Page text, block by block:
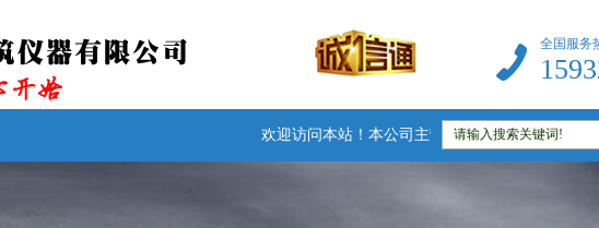
全国服务
欢迎访问本站！本公司主营：防水卷材检测仪器|建